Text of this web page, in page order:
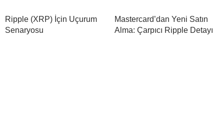
Ripple (XRP) İçin Uçurum
Senaryosu
Mastercard’dan Yeni Satın
Alma: Çarpıcı Ripple Detayı